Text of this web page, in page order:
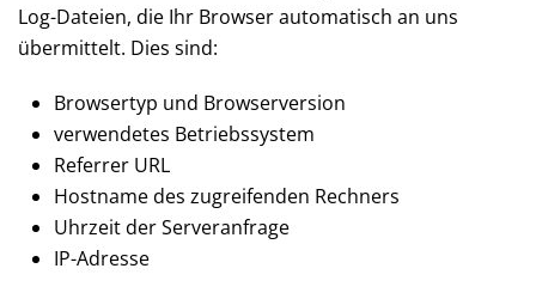
Log-Dateien, die Ihr Browser automatisch an uns
übermittelt. Dies sind:
Browsertyp und Browserversion
verwendetes Betriebssystem
Referrer URL
Hostname des zugreifenden Rechners
Uhrzeit der Serveranfrage
IP-Adresse